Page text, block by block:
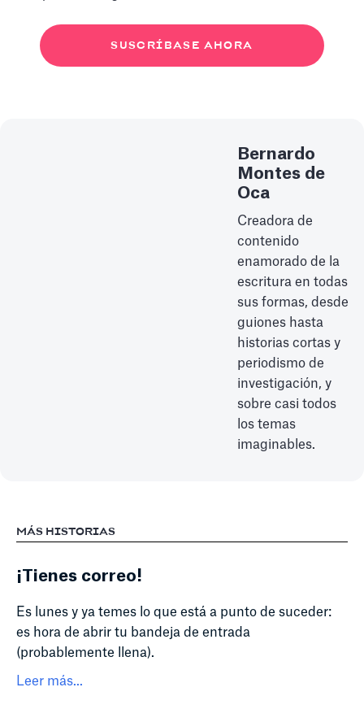
SUSCRÍBASE AHORA
Bernardo
Montes de
Oca
Creadora de
contenido
enamorado de la
escritura en todas
sus formas, desde
guiones hasta
historias cortas y
periodismo de
investigación, y
sobre casi todos
los temas
imaginables.
MÁS HISTORIAS
¡Tienes correo!
Es lunes y ya temes lo que está a punto de suceder:
es hora de abrir tu bandeja de entrada
(probablemente llena).
Leer más...